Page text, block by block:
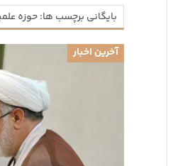
بایگانی برچسب ها: حوزه
آخرین اخبار